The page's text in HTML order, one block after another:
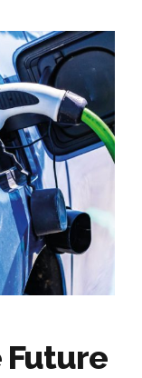
Future